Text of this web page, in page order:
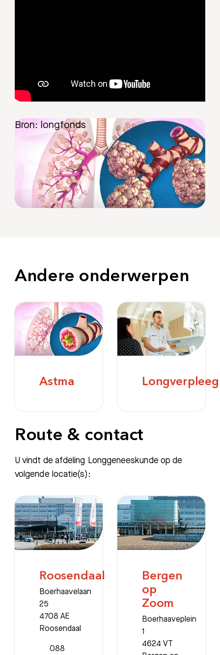
Bron: longfonds
Andere onderwerpen
Astma
Route & contact
U vindt de afdeling Longgeneeskunde op de
volgende locatie(s):
Roosendaal
Boerhaavelaan
25
4708 AE
Roosendaal
088
Bergen
op
Zoom
Boerhaaveplein
1
4624 VT